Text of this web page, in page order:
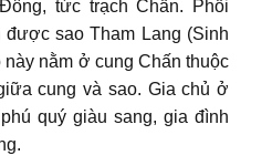
tức trạch Chấn. Phối
sao Tham Lang (Sinh
này nằm ở cung Chấn thuộc
cung và sao. Gia chủ ở
quý giàu sang, gia đình